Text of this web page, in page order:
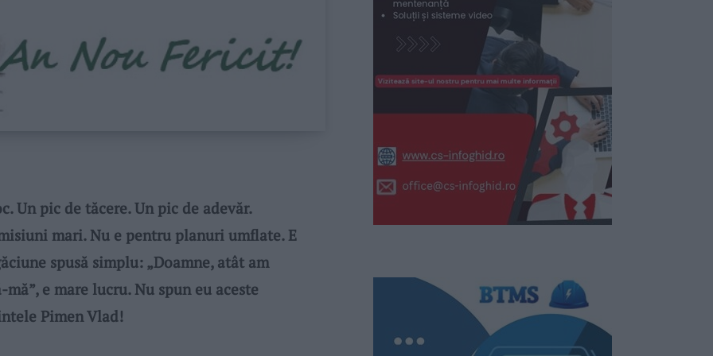
Un pic de tăcere. Un pic de adevăr.
mari. Nu e pentru planuri umflate. E
spusă simplu: „Doamne, atât am
e mare lucru. Nu spun eu aceste
Pimen Vlad!